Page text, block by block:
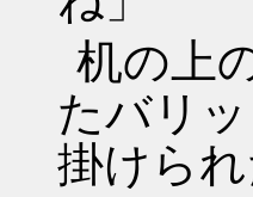
机の上
たバリ
掛けら